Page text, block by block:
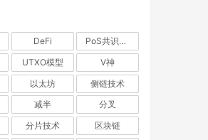
DeFi
PoS共识机制
UTXO模型
V神
以太坊
侧链技术
减半
分叉
分片技术
区块链